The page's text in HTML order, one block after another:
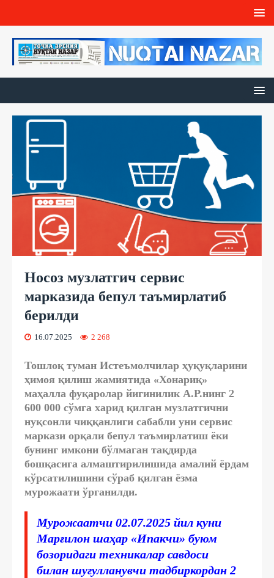
Носоз музлатгич сервис
марказида бепул таъмирлатиб
берилди
16.07.2025 2 268
Тошлоқ туман Истеъмолчилар ҳуқуқларини
ҳимоя қилиш жамиятида «Хонариқ»
маҳалла фуқаролар йигинилик А.Р.нинг 2
600 000 сўмга харид қилган музлатгични
нуқсонли чиққанлиги сабабли уни сервис
маркази орқали бепул таъмирлатиш ёки
бунинг имкони бўлмаган тақдирда
бошқасига алмаштирилишида амалий ёрдам
кўрсатилишини сўраб қилган ёзма
мурожаати ўрганилди.
Мурожаатчи 02.07.2025 йил куни
Марғилон шаҳар «Ипакчи» буюм
бозоридаги техникалар савдоси
билан шуғулланувчи тадбиркордан 2